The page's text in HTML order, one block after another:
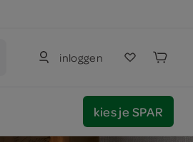
inloggen
kies je SPAR